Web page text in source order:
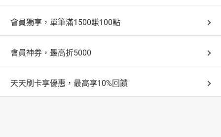
會員獨享，單筆滿1500賺100點
會員神券，最高折5000
天天刷卡享優惠，最高享10%回饋